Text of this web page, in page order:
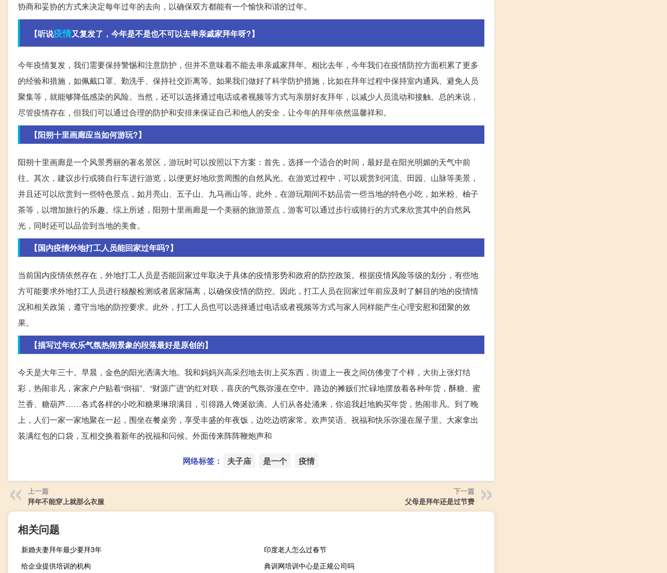
协商和妥协的方式来决定每年过年的去向，以确保双方都能有一个愉快和谐的过年。
【听说疫情又复发了，今年是不是也不可以去串亲戚家拜年呀?】
今年疫情复发，我们需要保持警惕和注意防护，但并不意味着不能去串亲戚家拜年。相比去年，今年我们在疫情防控方面积累了更多
的经验和措施，如佩戴口罩、勤洗手、保持社交距离等。如果我们做好了科学防护措施，比如在拜年过程中保持室内通风、避免人员
聚集等，就能够降低感染的风险。当然，还可以选择通过电话或者视频等方式与亲朋好友拜年，以减少人员流动和接触。总的来说，
尽管疫情存在，但我们可以通过合理的防护和安排来保证自己和他人的安全，让今年的拜年依然温馨祥和。
【阳朔十里画廊应当如何游玩?】
阳朔十里画廊是一个风景秀丽的著名景区，游玩时可以按照以下方案：首先，选择一个适合的时间，最好是在阳光明媚的天气中前
往。其次，建议步行或骑自行车进行游览，以便更好地欣赏周围的自然风光。在游览过程中，可以观赏到河流、田园、山脉等美景，
并且还可以欣赏到一些特色景点，如月亮山、五子山、九马画山等。此外，在游玩期间不妨品尝一些当地的特色小吃，如米粉、柚子
茶等，以增加旅行的乐趣。综上所述，阳朔十里画廊是一个美丽的旅游景点，游客可以通过步行或骑行的方式来欣赏其中的自然风
光，同时还可以品尝到当地的美食。
【国内疫情外地打工人员能回家过年吗?】
当前国内疫情依然存在，外地打工人员是否能回家过年取决于具体的疫情形势和政府的防控政策。根据疫情风险等级的划分，有些地
方可能要求外地打工人员进行核酸检测或者居家隔离，以确保疫情的防控。因此，打工人员在回家过年前应及时了解目的地的疫情情
况和相关政策，遵守当地的防控要求。此外，打工人员也可以选择通过电话或者视频等方式与家人同样能产生心理安慰和团聚的效
果。
【描写过年欢乐气氛热闹景象的段落最好是原创的】
今天是大年三十。早晨，金色的阳光洒满大地。我和妈妈兴高采烈地去街上买东西，街道上一夜之间仿佛变了个样，大街上张灯结
彩，热闹非凡，家家户户贴着“倒福”、“财源广进”的红对联，喜庆的气氛弥漫在空中。路边的摊贩们忙碌地摆放着各种年货，酥糖、蜜
兰香、糖葫芦……各式各样的小吃和糖果琳琅满目，引得路人馋涎欲滴。人们从各处涌来，你追我赶地购买年货，热闹非凡。到了晚
上，人们一家一家地聚在一起，围坐在餐桌旁，享受丰盛的年夜饭，边吃边唠家常。欢声笑语、祝福和快乐弥漫在屋子里。大家拿出
装满红包的口袋，互相交换着新年的祝福和问候。外面传来阵阵鞭炮声和
网络标签： 夫子庙 是一个 疫情
上一篇
拜年不能穿上就那么衣服
下一篇
父母是拜年还是过节费
相关问题
新婚夫妻拜年最少要拜3年
印度老人怎么过春节
给企业提供培训的机构
典训网培训中心是正规公司吗